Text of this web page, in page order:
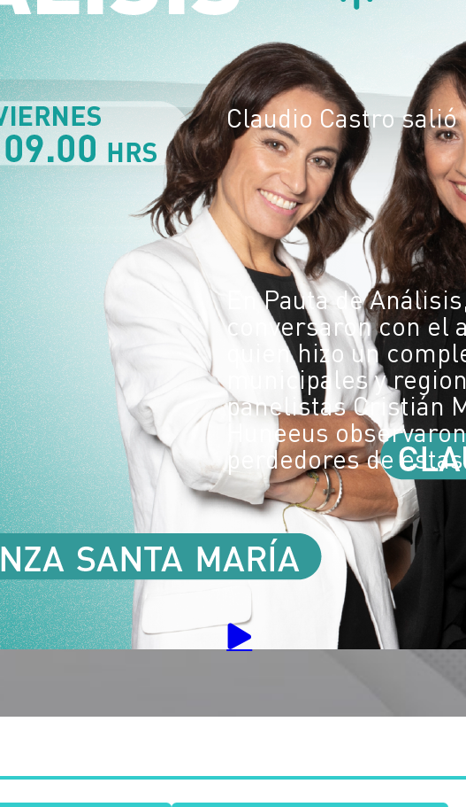
Claudio Castro
En Pauta de
conversaron con el
quien hizo un
municipales y
panelistas Cristián
Huneeus
perdedores de